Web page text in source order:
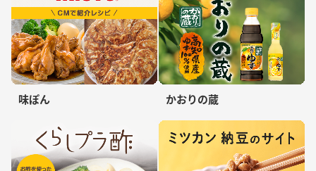
味ぽん かおりの蔵